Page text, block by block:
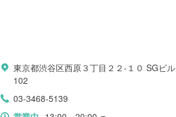
東京都渋谷区西原３丁目２２-１０ SGビル
102‬
03-3468-5139